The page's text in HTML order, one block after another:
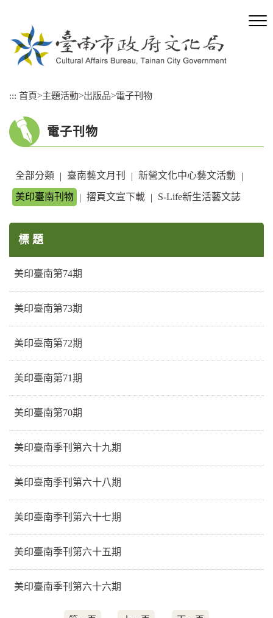
::: 首頁>主題活動>出版品>電子刊物
電子刊物
全部分類 | 臺南藝文月刊 | 新營文化中心藝文活動
|
美印臺南刊物 | 摺頁文宣下載 | S-Life新生活藝文誌
標 題
美印臺南第74期
美印臺南第73期
美印臺南第72期
美印臺南第71期
美印臺南第70期
美印臺南季刊第六十九期
美印臺南季刊第六十八期
美印臺南季刊第六十七期
美印臺南季刊第六十五期
美印臺南季刊第六十六期